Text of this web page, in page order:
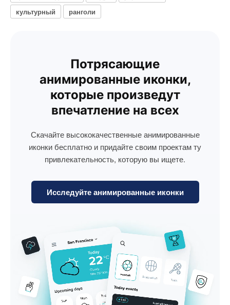
культурный
ранголи
Потрясающие
анимированные иконки,
которые произведут
впечатление на всех
Скачайте высококачественные анимированные
иконки бесплатно и придайте своим проектам ту
привлекательность, которую вы ищете.
Исследуйте анимированные иконки